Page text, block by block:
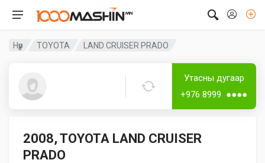
Нүүр TOYOTA LAND CRUISER PRADO
Утасны дугаар
+976 8999 ●●●●
2008, TOYOTA LAND CRUISER
PRADO